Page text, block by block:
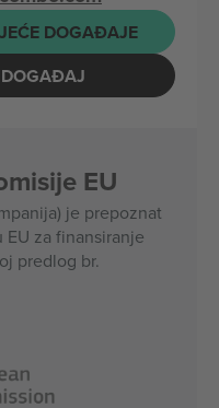
DOGAĐAJE
DOGAĐAJ
EU
je prepoznat
za finansiranje
predlog br.